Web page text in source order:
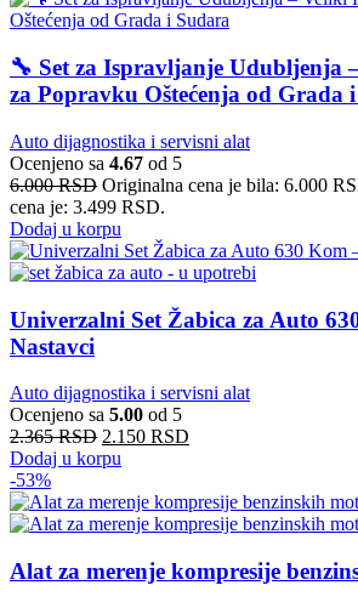
🔧 Set za Ispravljanje Udubljenja
za Popravku Oštećenja od Grada
Auto dijagnostika i servisni alat
Ocenjeno sa 4.67 od 5
6.000RSD Originalna cena je bila: 6.000
cena je: 3.499 RSD.
Dodaj u korpu
Univerzalni Set Žabica za Auto
Nastavci
Auto dijagnostika i servisni alat
Ocenjeno sa 5.00 od 5
2.365RSD 2.150 RSD
Dodaj u korpu
-53%
Alat za merenje kompresije